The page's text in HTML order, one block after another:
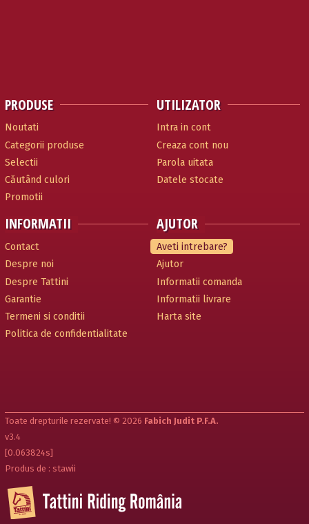
PRODUSE
Noutati
Categorii produse
Selectii
Căutând culori
Promotii
INFORMATII
Contact
Despre noi
Despre Tattini
Garantie
Termeni si conditii
Politica de confidentialitate
UTILIZATOR
Intra in cont
Creaza cont nou
Parola uitata
Datele stocate
AJUTOR
Aveti intrebare?
Ajutor
Informatii comanda
Informatii livrare
Harta site
Toate drepturile rezervate! © 2026 Fabich Judit P.F.A.
v3.4
[0.063824s]
Produs de : stawii